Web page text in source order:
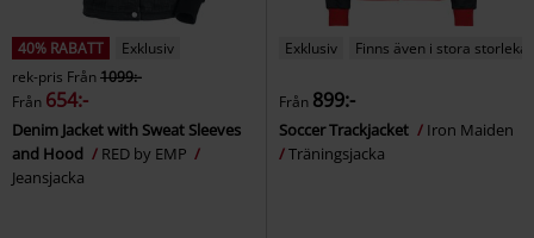
40% RABATT
Exklusiv
rek-pris Från1099:-
Från 654:-
Denim Jacket with Sweat Sleeves
and Hood
RED by EMP
Jeansjacka
Exklusiv Finns även i stora storlekar
Från 899:-
Soccer Trackjacket
Iron Maiden
Träningsjacka